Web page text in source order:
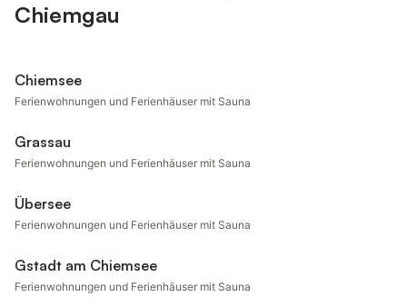
Chiemgau
Chiemsee
Ferienwohnungen und Ferienhäuser mit Sauna
Grassau
Ferienwohnungen und Ferienhäuser mit Sauna
Übersee
Ferienwohnungen und Ferienhäuser mit Sauna
Gstadt am Chiemsee
Ferienwohnungen und Ferienhäuser mit Sauna